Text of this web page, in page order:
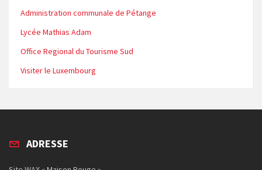
Administration communale de Pétange
Lycée Mathias Adam
Office Regional du Tourisme Sud
Visiter le Luxembourg
ADRESSE